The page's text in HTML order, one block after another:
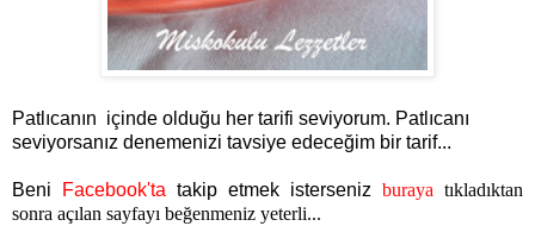
Patlıcanın içinde olduğu her tarifi seviyorum. Patlıcanı
seviyorsanız denemenizi tavsiye edeceğim bir tarif...
Beni Facebook'ta takip etmek isterseniz buraya tıkladıktan
sonra açılan sayfayı beğenmeniz yeterli...